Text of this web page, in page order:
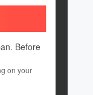
Before
on your